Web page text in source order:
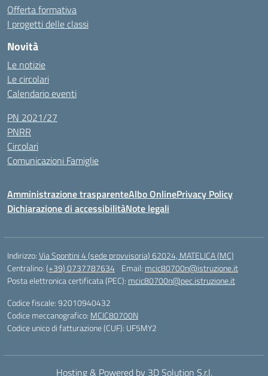
Offerta formativa
I progetti delle classi
Novità
Le notizie
Le circolari
Calendario eventi
PN 2021/27
PNRR
Circolari
Comunicazioni Famiglie
Amministrazione trasparenteAlbo OnlinePrivacy Policy
Dichiarazione di accessibilitàNote legali
Indirizzo:Via Spontini 4 (sede provvisoria) 62024, MATELICA (MC)
Centralino:(+39) 0737787634 Email: mcic80700n@istruzione.it
Posta elettronica certificata (PEC): mcic80700n@pec.istruzione.it
Codice fiscale: 92010940432
Codice meccanografico: MCIC80700N
Codice unico di fatturazione (CUF): UF5MY2
Hosting & Powered by 3D Solution S.r.l.